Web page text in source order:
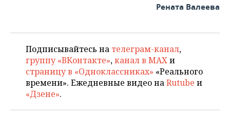
Рената Валеева
Подписывайтесь на телеграм-канал,
группу «ВКонтакте»,канал в MAXи
страницу в «Одноклассниках» «Реального
времени». Ежедневные видео наRutube и
«Дзене».